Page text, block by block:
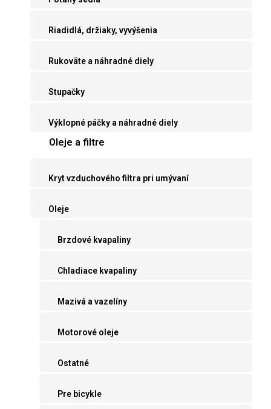
Riadidlá, držiaky, vyvýšenia
Rukoväte a náhradné diely
Stupačky
Výklopné páčky a náhradné diely
Oleje a filtre
Kryt vzduchového filtra pri umývaní
Oleje
Brzdové kvapaliny
Chladiace kvapaliny
Mazivá a vazelíny
Motorové oleje
Ostatné
Pre bicykle